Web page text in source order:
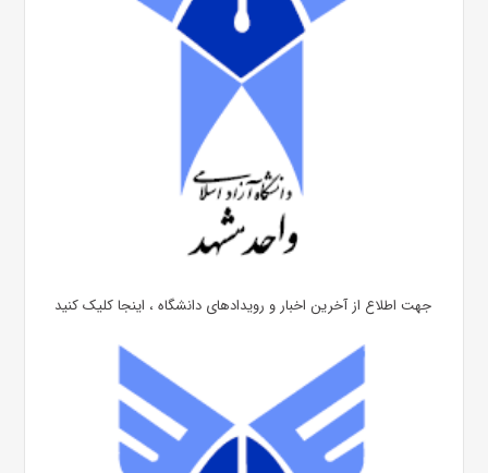
جهت اطلاع از آخرین اخبار و رویدادهای دانشگاه ، اینجا کلیک کنید